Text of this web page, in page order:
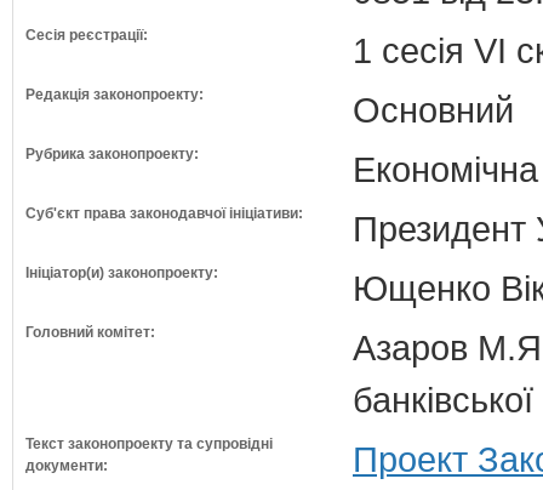
Сесія реєстрації: 1 сесія VI
Редакція законопроекту: Основний
Рубрика законопроекту:
Суб'єкт права законодавчої ініціативи: Президент
Ініціатор(и) законопроекту: Ющенко
Головний комітет:
Азаров М.Я.
Текст законопроекту та супровідні
документи:
Проект